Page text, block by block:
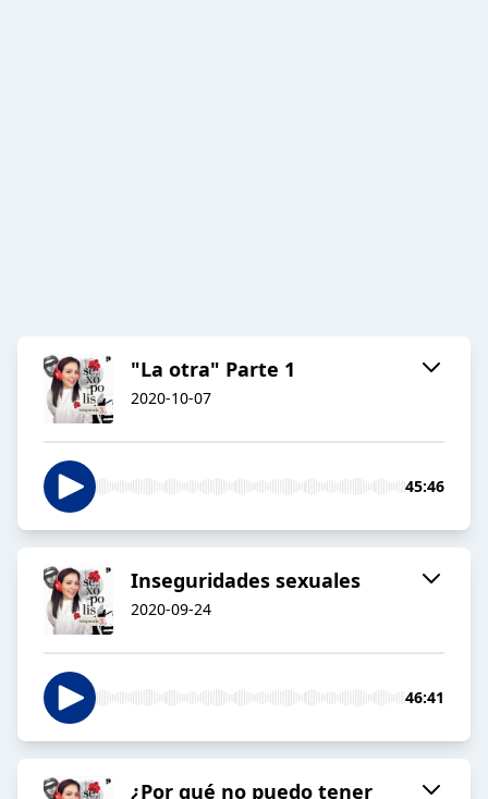
"La otra" Parte 1
2020-10-07
45:46
Inseguridades sexuales
2020-09-24
46:41
¿Por qué no puedo tener